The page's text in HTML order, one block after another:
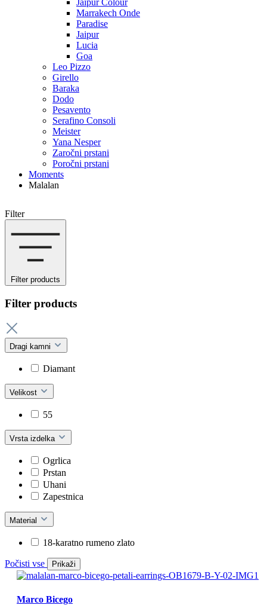
Jaipur Colour
Marrakech Onde
Paradise
Jaipur
Lucia
Goa
Leo Pizzo
Girello
Baraka
Dodo
Pesavento
Serafino Consoli
Meister
Yana Nesper
Zaročni prstani
Poročni prstani
Moments
Malalan
Filter
Filter products
Filter products
Dragi kamni
Diamant
Velikost
55
Vrsta izdelka
Ogrlica
Prstan
Uhani
Zapestnica
Material
18-karatno rumeno zlato
Počisti vse Prikaži
Marco Bicego